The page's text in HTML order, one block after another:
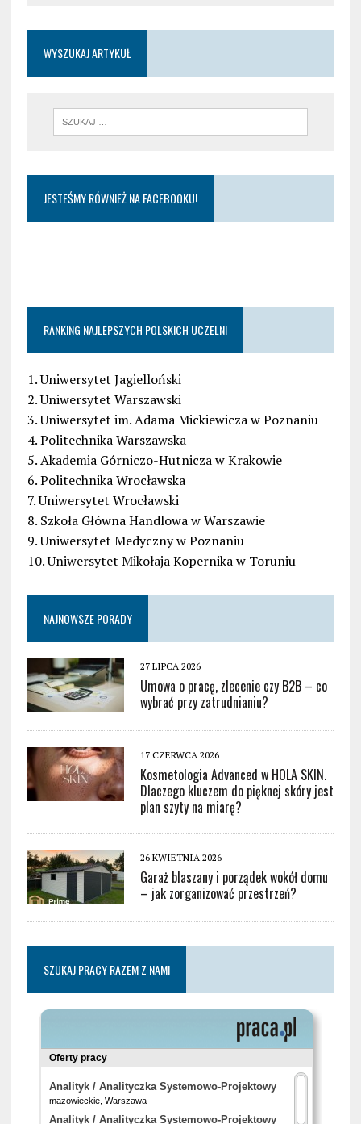
WYSZUKAJ ARTYKUŁ
JESTEŚMY RÓWNIEŻ NA FACEBOOKU!
RANKING NAJLEPSZYCH POLSKICH UCZELNI
1. Uniwersytet Jagielloński
2. Uniwersytet Warszawski
3. Uniwersytet im. Adama Mickiewicza w Poznaniu
4. Politechnika Warszawska
5. Akademia Górniczo-Hutnicza w Krakowie
6. Politechnika Wrocławska
7. Uniwersytet Wrocławski
8. Szkoła Główna Handlowa w Warszawie
9. Uniwersytet Medyczny w Poznaniu
10. Uniwersytet Mikołaja Kopernika w Toruniu
NAJNOWSZE PORADY
27 LIPCA 2026
Umowa o pracę, zlecenie czy B2B – co
wybrać przy zatrudnianiu?
17 CZERWCA 2026
Kosmetologia Advanced w HOLA SKIN.
Dlaczego kluczem do pięknej skóry jest
plan szyty na miarę?
26 KWIETNIA 2026
Garaż blaszany i porządek wokół domu
– jak zorganizować przestrzeń?
SZUKAJ PRACY RAZEM Z NAMI